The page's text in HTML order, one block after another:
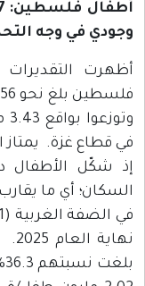
وجودي في وجه
أظهرت
في قطاع غزة. يمتاز